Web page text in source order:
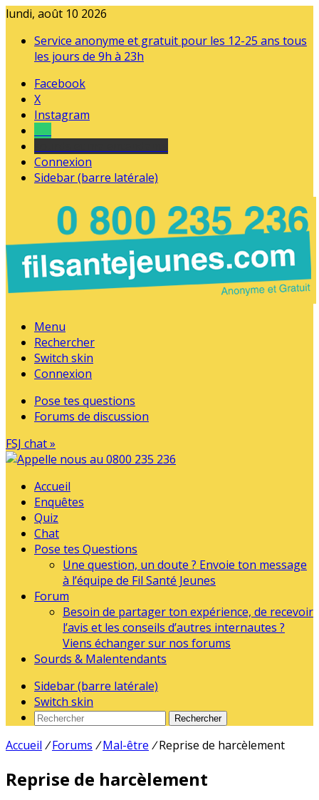
lundi, août 10 2026
Service anonyme et gratuit pour les 12-25 ans tous
les jours de 9h à 23h
Facebook
X
Instagram
Connexion
Sidebar (barre latérale)
Menu
Rechercher
Switch skin
Connexion
Pose tes questions
Forums de discussion
FSJ chat »
Accueil
Enquêtes
Quiz
Chat
Pose tes Questions
Une question, un doute ? Envoie ton message
à l’équipe de Fil Santé Jeunes
Forum
Besoin de partager ton expérience, de recevoir
l’avis et les conseils d’autres internautes ?
Viens échanger sur nos forums
Sourds & Malentendants
Sidebar (barre latérale)
Switch skin
Rechercher
Accueil / Forums / Mal-être / Reprise de harcèlement
Reprise de harcèlement